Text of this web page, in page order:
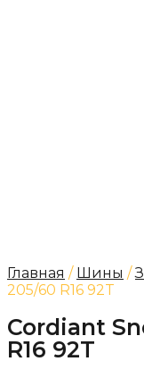
Главная / Шины /
205/60 R16 92T
Cordiant
R16 92T